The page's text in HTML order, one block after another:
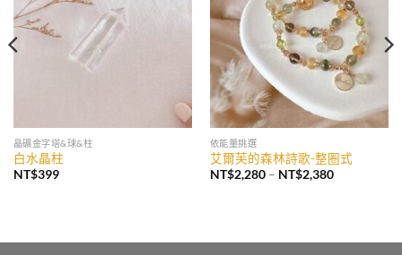
晶礦金字塔&球&柱
白水晶柱
NT$399
收藏
依能量挑選
艾爾芙的森林詩歌-整圈式
NT$2,280 – NT$2,380價
NT$2,380